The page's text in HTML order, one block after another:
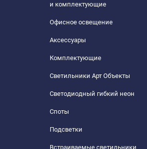
и комплектующие
Офисное освещение
Аксессуары
Комплектующие
Светильники Арт Объекты
Светодиодный гибкий неон
Споты
Подсветки
Встраиваемые светильники